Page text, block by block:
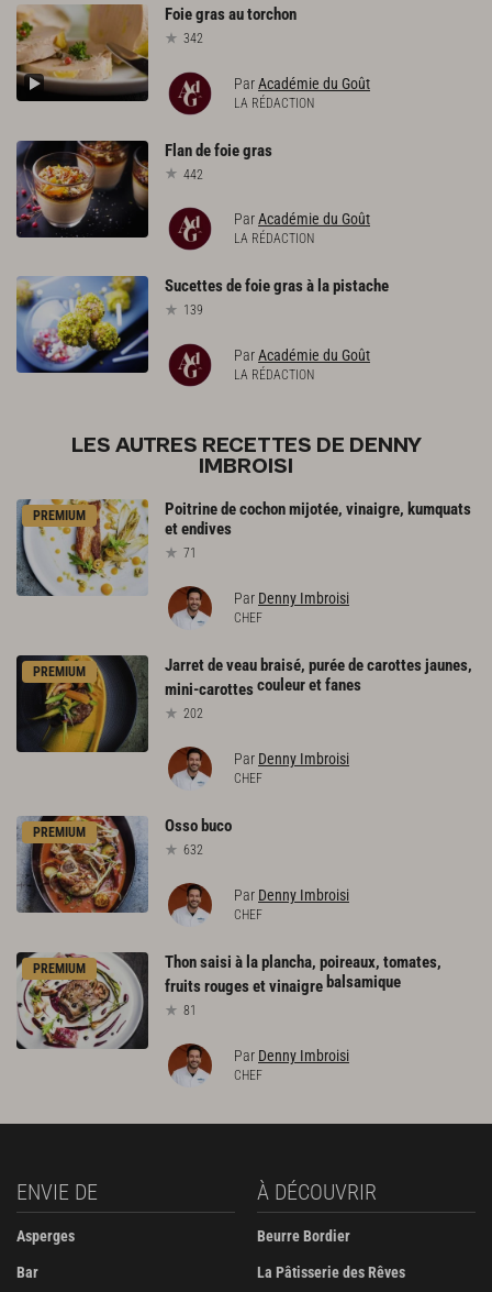
Foiegrasautorchon
342
ParAcadémie du Goût
LA RÉDACTION
Flandefoiegras
442
ParAcadémie du Goût
LA RÉDACTION
Sucettesdefoiegrasà lapistache
139
ParAcadémie du Goût
LA RÉDACTION
LES AUTRES RECETTES DE DENNY
IMBROISI
PREMIUM Poitrinedecochonmijotée, vinaigre, kumquats
etendives
71
Par Denny Imbroisi
CHEF
PREMIUM
Jarret de veau braisé, purée de carottes jaunes,
mini-carottescouleur et fanes
202
Par Denny Imbroisi
CHEF
PREMIUM Osso buco
632
Par Denny Imbroisi
CHEF
PREMIUM
Thon saisi à la plancha, poireaux, tomates,
fruits rouges et vinaigre balsamique
81
Par Denny Imbroisi
CHEF
ENVIE DE
Asperges
Bar
À DÉCOUVRIR
Beurre Bordier
La Pâtisserie des Rêves